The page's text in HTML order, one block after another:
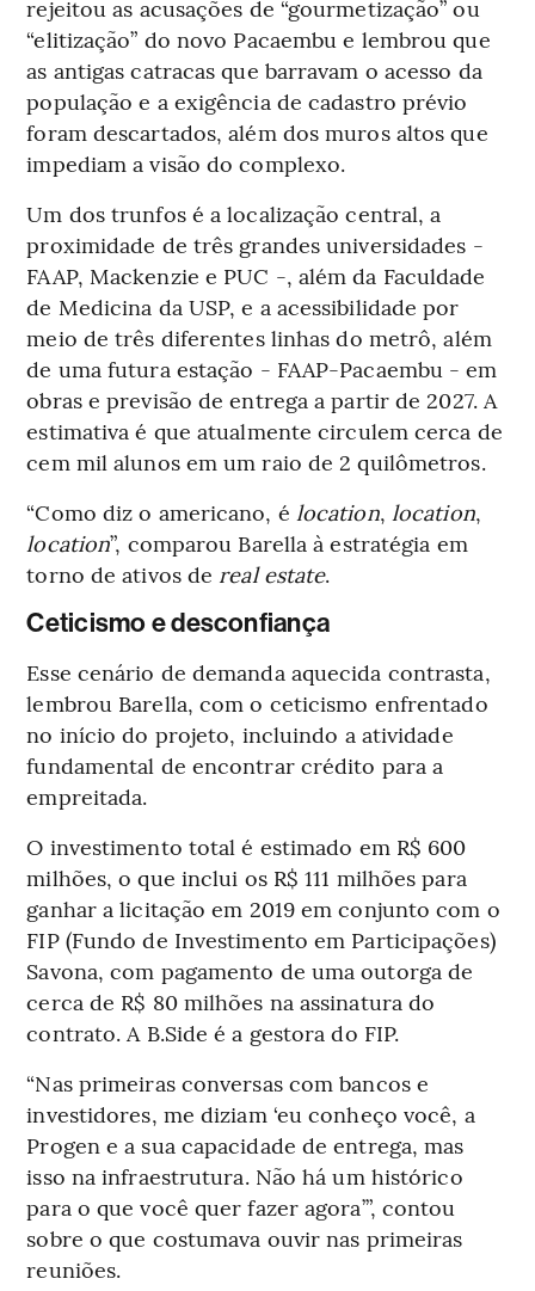
rejeitou as acusações de “gourmetização” ou
“elitização” do novo Pacaembu e lembrou que
as antigas catracas que barravam o acesso da
população e a exigência de cadastro prévio
foram descartados, além dos muros altos que
impediam a visão do complexo.
Um dos trunfos é a localização central, a
proximidade de três grandes universidades -
FAAP, Mackenzie e PUC -, além da Faculdade
de Medicina da USP, e a acessibilidade por
meio de três diferentes linhas do metrô, além
de uma futura estação - FAAP-Pacaembu - em
obras e previsão de entrega a partir de 2027. A
estimativa é que atualmente circulem cerca de
cem mil alunos em um raio de 2 quilômetros.
“Como diz o americano, é location, location,
location”, comparou Barella à estratégia em
torno de ativos de real estate.
Ceticismo e desconfiança
Esse cenário de demanda aquecida contrasta,
lembrou Barella, com o ceticismo enfrentado
no início do projeto, incluindo a atividade
fundamental de encontrar crédito para a
empreitada.
O investimento total é estimado em R$ 600
milhões, o que inclui os R$ 111 milhões para
ganhar a licitação em 2019 em conjunto com o
FIP (Fundo de Investimento em Participações)
Savona, com pagamento de uma outorga de
cerca de R$ 80 milhões na assinatura do
contrato. A B.Side é a gestora do FIP.
“Nas primeiras conversas com bancos e
investidores, me diziam ‘eu conheço você, a
Progen e a sua capacidade de entrega, mas
isso na infraestrutura. Não há um histórico
para o que você quer fazer agora’”, contou
sobre o que costumava ouvir nas primeiras
reuniões.